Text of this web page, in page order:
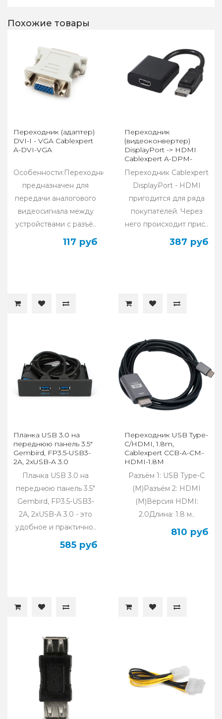
Похожие товары
Переходник (адаптер)
DVI-I - VGA Cablexpert
A-DVI-VGA
Особенности:Переходник
предназначен для
передачи аналогового
видеосигнала между
устройствами с разъё..
117 руб
Переходник
(видеоконвертер)
DisplayPort -> HDMI
Cablexpert A-DPM-
HDMIF-002
Переходник Cablexpert
DisplayPort - HDMI
пригодится для ряда
покупателей. Через
него происходит прис..
387 руб
Планка USB 3.0 на
переднюю панель 3.5"
Gembird, FP3.5-USB3-
2A, 2xUSB-A 3.0
Планка USB 3.0 на
переднюю панель 3.5"
Gembird, FP3.5-USB3-
2A, 2xUSB-A 3.0 - это
удобное и практично..
585 руб
Переходник USB Type-
C/HDMI, 1.8m,
Cablexpert CCB-A-CM-
HDMI-1.8M
Разъём 1: USB Type-C
(M)Разъём 2: HDMI
(M)Версия HDMI:
2.0Длина: 1.8 м..
810 руб